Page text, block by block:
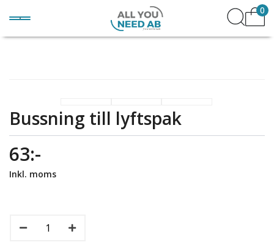
0
Bussning till lyftspak
63:-
Inkl. moms